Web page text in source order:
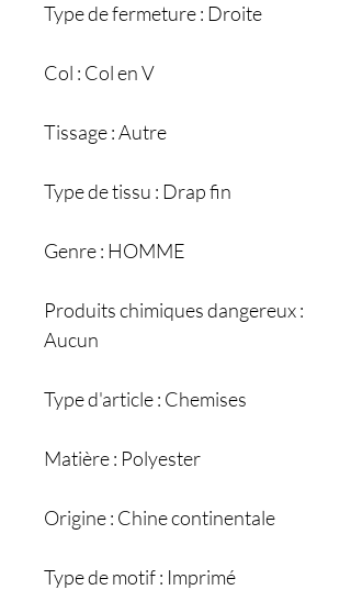
Type de fermeture : Droite
Col : Col en V
Tissage : Autre
Type de tissu : Drap fin
Genre : HOMME
Produits chimiques dangereux :
Aucun
Type d'article : Chemises
Matière : Polyester
Origine : Chine continentale
Type de motif : Imprimé